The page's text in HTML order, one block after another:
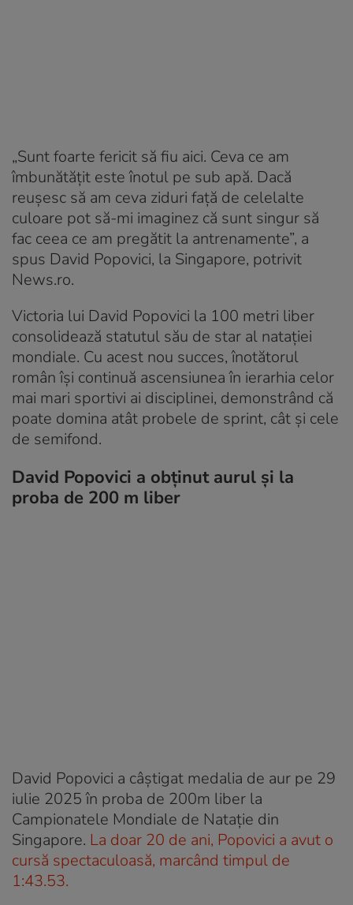
„Sunt foarte fericit să fiu aici. Ceva ce am
îmbunătățit este înotul pe sub apă. Dacă
reuşesc să am ceva ziduri faţă de celelalte
culoare pot să-mi imaginez că sunt singur să
fac ceea ce am pregătit la antrenamente”, a
spus David Popovici, la Singapore, potrivit
News.ro.
Victoria lui David Popovici la 100 metri liber
consolidează statutul său de star al natației
mondiale. Cu acest nou succes, înotătorul
român își continuă ascensiunea în ierarhia celor
mai mari sportivi ai disciplinei, demonstrând că
poate domina atât probele de sprint, cât și cele
de semifond.
David Popovici a obținut aurul și la
proba de 200 m liber
David Popovici a câștigat medalia de aur pe 29
iulie 2025 în proba de 200m liber la
Campionatele Mondiale de Natație din
Singapore. La doar 20 de ani, Popovici a avut o
cursă spectaculoasă, marcând timpul de
1:43.53.